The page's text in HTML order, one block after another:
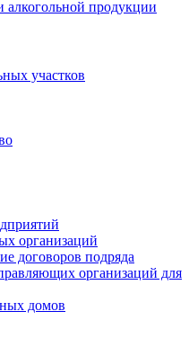
продукции
участков
организаций
договоров подряда
организаций для
домов